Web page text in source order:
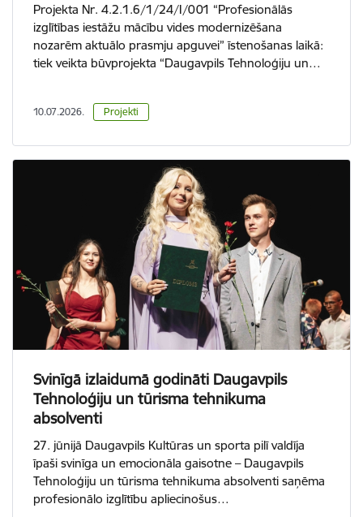
Projekta Nr. 4.2.1.6/1/24/I/001 “Profesionālās
izglītības iestāžu mācību vides modernizēšana
nozarēm aktuālo prasmju apguvei” īstenošanas laikā:
tiek veikta būvprojekta “Daugavpils Tehnoloģiju un…
10.07.2026. Projekti
Svinīgā izlaidumā godināti Daugavpils
Tehnoloģiju un tūrisma tehnikuma
absolventi
27. jūnijā Daugavpils Kultūras un sporta pilī valdīja
īpaši svinīga un emocionāla gaisotne – Daugavpils
Tehnoloģiju un tūrisma tehnikuma absolventi saņēma
profesionālo izglītību apliecinošus…